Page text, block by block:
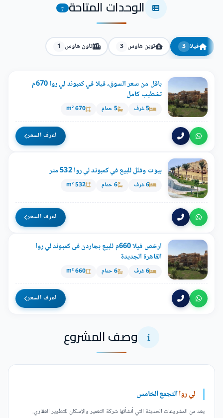
الوحدات المتاحة 7
فيلا 3 توين هاوس 3 تاون هاوس 1
باقل من سعر السوق، فيلا في كمبوند لي روا 670م
تشطيب كامل
5 غرف 5 حمام 670 m²
اعرف السعر
بيوت وفلل للبيع في كمبوند لي روا 532 متر
6 غرف 6 حمام 532 m²
اعرف السعر
ارخص فيلا 660م للبيع بجاردن فى كمبوند لي روا
القاهرة الجديدة
6 غرف 6 حمام 660 m²
اعرف السعر
وصف المشروع
لي رواالتجمع الخامس
يعد من المشروعات الحديثة التي أنشأتها شركة التعمير والإسكان للتطوير العقاري.